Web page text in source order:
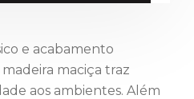
e acabamento
maciça traz
aos ambientes. Além